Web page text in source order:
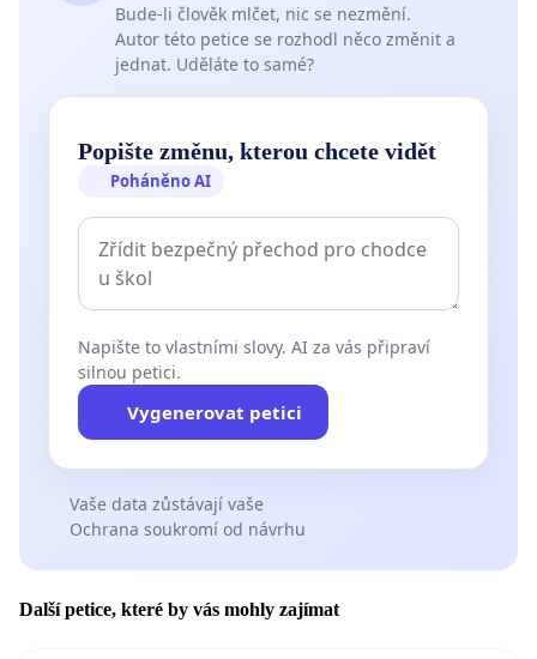
Bude-li člověk mlčet, nic se nezmění.
Autor této petice se rozhodl něco změnit a
jednat. Uděláte to samé?
Popište změnu, kterou chcete vidět
Poháněno AI
Napište to vlastními slovy. AI za vás připraví
silnou petici.
Vygenerovat petici
Vaše data zůstávají vaše
Ochrana soukromí od návrhu
Další petice, které by vás mohly zajímat